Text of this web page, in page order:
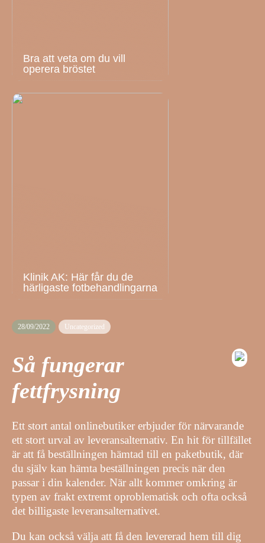
Bra att veta om du vill
operera bröstet
Klinik AK: Här får du de
härligaste fotbehandlingarna
28/09/2022 Uncategorized
Så fungerar
fettfrysning
Ett stort antal onlinebutiker erbjuder för närvarande
ett stort urval av leveransalternativ. En hit för tillfället
är att få beställningen hämtad till en paketbutik, där
du själv kan hämta beställningen precis när den
passar i din kalender. När allt kommer omkring är
typen av frakt extremt oproblematisk och ofta också
det billigaste leveransalternativet.
Du kan också välja att få den levererad hem till dig